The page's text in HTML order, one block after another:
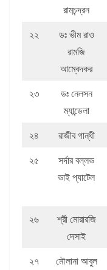
রামচন্দ্রন
২২
ডঃ ভীম রাও
রামজি
আম্বেদকর
২৩
ডঃ নেলসন
ম্যান্ডেলা
২৪ রাজীব গান্ধী
২৫
সর্দার বল্লভ
ভাই প্যাটেল
২৬
শ্রী মোরারজি
দেসাই
২৭
মৌলানা আবুল